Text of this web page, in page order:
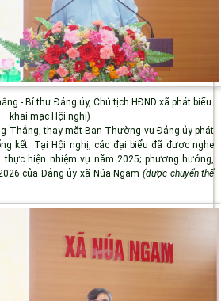
- Bí thư Đảng ủy, Chủ tịch HĐND xã phát biểu
khai mạc Hội nghị)
thay mặt Ban Thường vụ Đảng ủy phát
kết. Tại Hội nghị, các đại biểu đã được nghe
thực hiện nhiệm vụ năm 2025; phương hướng,
của Đảng ủy xã Núa Ngam(được chuyển thể